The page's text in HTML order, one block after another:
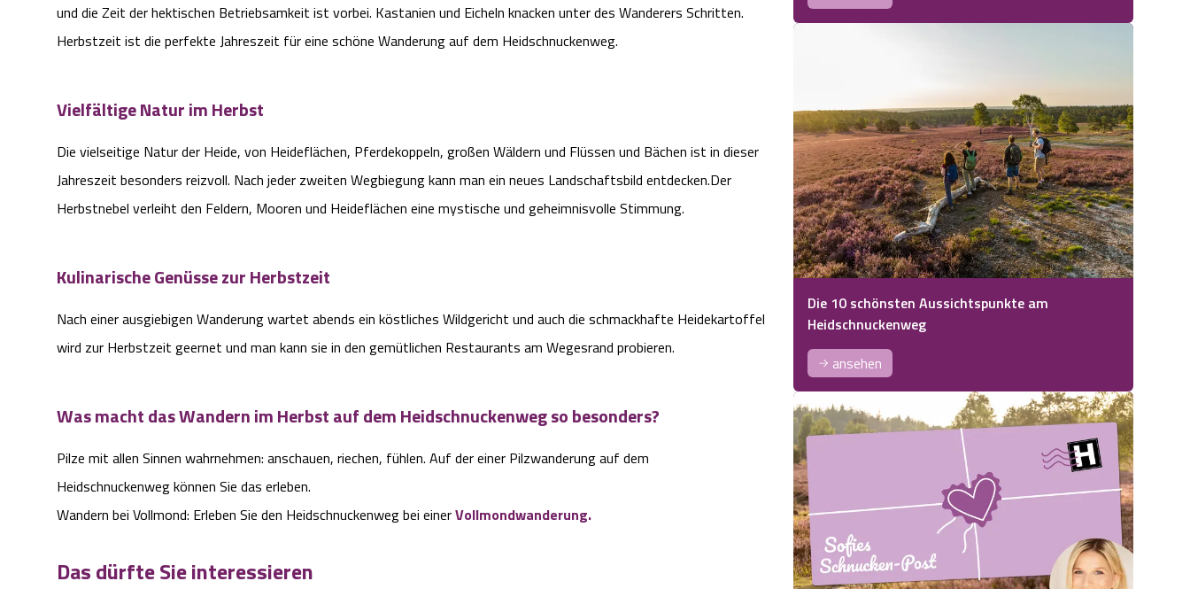
und die Zeit der hektischen Betriebsamkeit ist vorbei. Kastanien und Eicheln knacken unter des Wanderers Schritten.
Herbstzeit ist die perfekte Jahreszeit für eine schöne Wanderung auf dem Heidschnuckenweg.
Vielfältige Natur im Herbst
Die vielseitige Natur der Heide, von Heideflächen, Pferdekoppeln, großen Wäldern und Flüssen und Bächen ist in dieser
Jahreszeit besonders reizvoll. Nach jeder zweiten Wegbiegung kann man ein neues Landschaftsbild entdecken.Der
Herbstnebel verleiht den Feldern, Mooren und Heideflächen eine mystische und geheimnisvolle Stimmung.
Kulinarische Genüsse zur Herbstzeit
Nach einer ausgiebigen Wanderung wartet abends ein köstliches Wildgericht und auch die schmackhafte Heidekartoffel
wird zur Herbstzeit geernet und man kann sie in den gemütlichen Restaurants am Wegesrand probieren.
Was macht das Wandern im Herbst auf dem Heidschnuckenweg so besonders?
Pilze mit allen Sinnen wahrnehmen: anschauen, riechen, fühlen. Auf der einer Pilzwanderung auf dem
Heidschnuckenweg können Sie das erleben.
Wandern bei Vollmond: Erleben Sie den Heidschnuckenweg bei einerVollmondwanderung.
Das dürfte Sie interessieren
Die 10 schönsten Aussichtspunkte am
Heidschnuckenweg
ansehen